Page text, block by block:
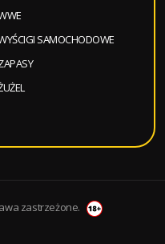
SAMOCHODOWE
zastrzeżone.